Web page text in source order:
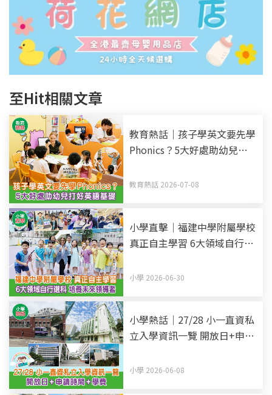
至Hit相關文章
教育熱話｜孩子學英文要先學
Phonics？5大好處助幼兒打
教育熱話 2026-07-08
小學直擊｜福建中學附屬學校
真正自主學習 6大領域自行選
小學 2026-06-30
小學熱話｜27/28 小一直資私
立入學資訊一覽 開放日+申請
小學 2026-06-08